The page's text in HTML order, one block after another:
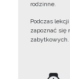
rodzinne.
Podczas
zapoznać się
zabytkowych.